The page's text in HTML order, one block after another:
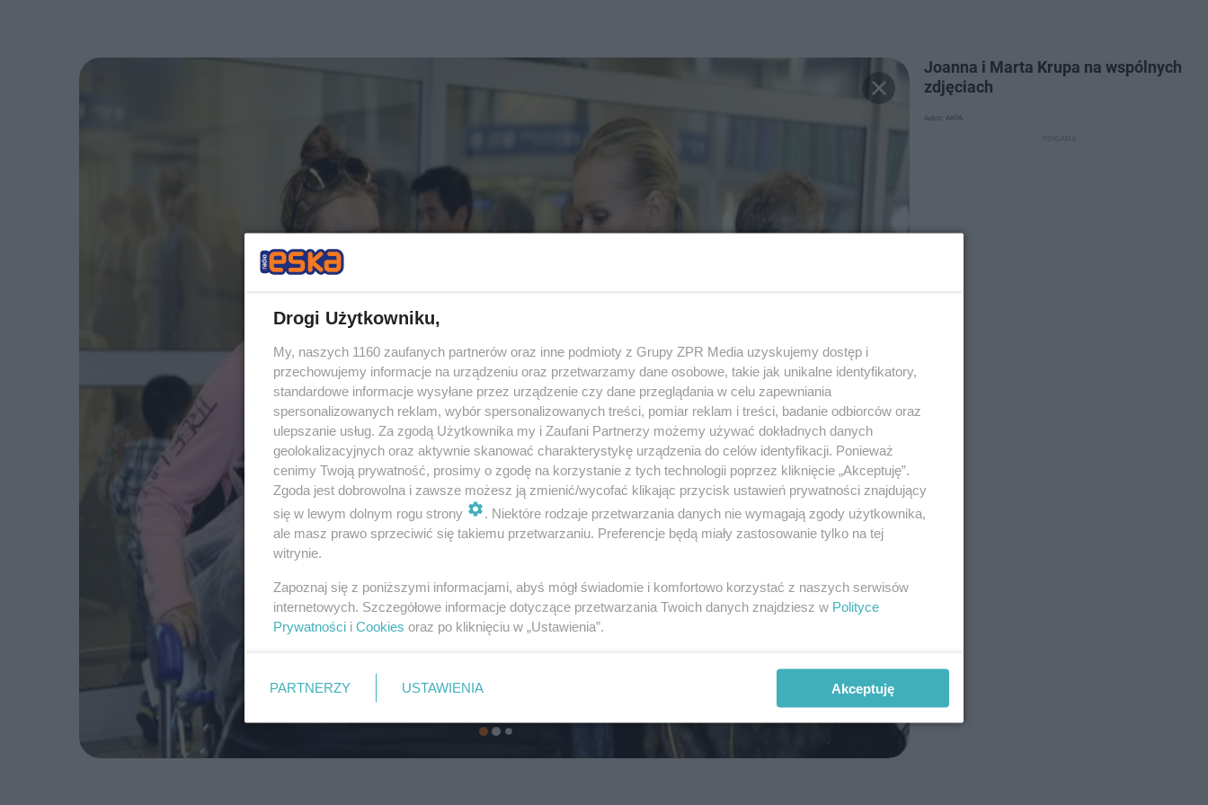
Joanna i Marta Krupa na wspólnych
zdjęciach
Autor: AKPA
Drogi Użytkowniku,
My, naszych 1160 zaufanych partnerów oraz inne podmioty z Grupy ZPR Media uzyskujemy dostęp i
przechowujemy informacje na urządzeniu oraz przetwarzamy dane osobowe, takie jak unikalne identyfikatory,
standardowe informacje wysyłane przez urządzenie czy dane przeglądania w celu zapewniania
spersonalizowanych reklam, wybór spersonalizowanych treści, pomiar reklam i treści, badanie odbiorców oraz
ulepszanie usług. Za zgodą Użytkownika my i Zaufani Partnerzy możemy używać dokładnych danych
geolokalizacyjnych oraz aktywnie skanować charakterystykę urządzenia do celów identyfikacji. Ponieważ
cenimy Twoją prywatność, prosimy o zgodę na korzystanie z tych technologii poprzez kliknięcie „Akceptuję”.
Zgoda jest dobrowolna i zawsze możesz ją zmienić/wycofać klikając przycisk ustawień prywatności znajdujący
się w lewym dolnym rogu strony
. Niektóre rodzaje przetwarzania danych nie wymagają zgody użytkownika,
ale masz prawo sprzeciwić się takiemu przetwarzaniu. Preferencje będą miały zastosowanie tylko na tej
witrynie.
Zapoznaj się z poniższymi informacjami, abyś mógł świadomie i komfortowo korzystać z naszych serwisów
internetowych. Szczegółowe informacje dotyczące przetwarzania Twoich danych znajdziesz w Polityce
Prywatności i Cookies oraz po kliknięciu w „Ustawienia”.
PARTNERZY USTAWIENIA Akceptuję